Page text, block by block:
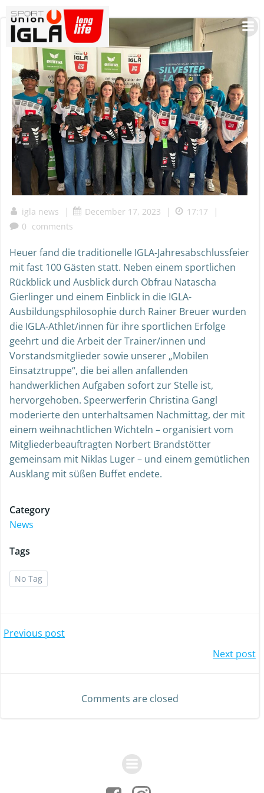
to
content
igla news | December 17, 2023 | 17:17 |
0 comments
Heuer fand die traditionelle IGLA-Jahresabschlussfeier
mit fast 100 Gästen statt. Neben einem sportlichen
Rückblick und Ausblick durch Obfrau Natascha
Gierlinger und einem Einblick in die IGLA-
Ausbildungsphilosophie durch Rainer Breuer wurden
die IGLA-Athlet/innen für ihre sportlichen Erfolge
geehrt und die Arbeit der Trainer/innen und
Vorstandsmitglieder sowie unserer „Mobilen
Einsatztruppe“, die bei allen anfallenden
handwerklichen Aufgaben sofort zur Stelle ist,
hervorgehoben. Speerwerferin Christina Gangl
moderierte den unterhaltsamen Nachmittag, der mit
einem weihnachtlichen Wichteln – organisiert vom
Mitgliederbeauftragten Norbert Brandstötter
gemeinsam mit Niklas Luger – und einem gemütlichen
Ausklang mit süßen Buffet endete.
Category
News
Tags
No Tag
Post
Previous post
navigation
Next post
Comments are closed